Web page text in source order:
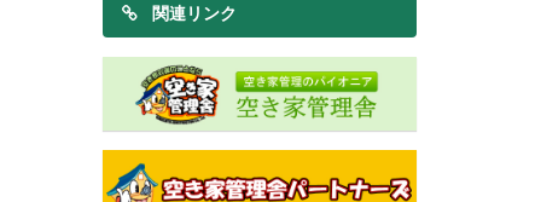
関連リンク